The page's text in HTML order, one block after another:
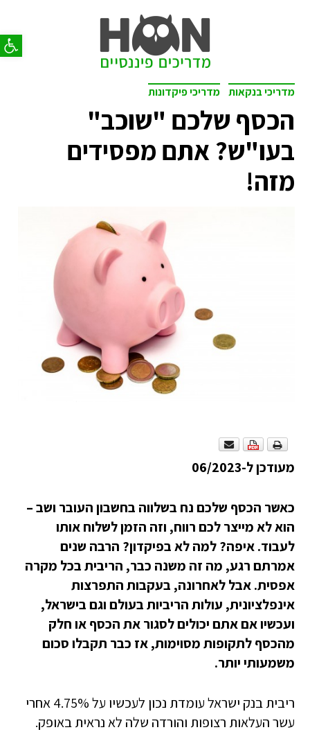
פתח
מדריכי בנקאות מדריכי פיקדונות
הכסף שלכם "שוכב"
בעו"ש? אתם מפסידים
מזה!
מעודכן ל-06/2023
כאשר הכסף שלכם נח בשלווה בחשבון העובר ושב –
הוא לא מייצר לכם רווח, וזה הזמן לשלוח אותו
לעבוד. איפה? למה לא בפיקדון? הרבה שנים
אמרתם רגע, מה זה משנה כבר, הריבית בכל מקרה
אפסית. אבל לאחרונה, בעקבות התפרצות
אינפלציונית, עולות הריביות בעולם וגם בישראל,
ועכשיו אם אתם יכולים לסגור את הכסף או חלק
מהכסף לתקופות מסוימות, אז כבר תקבלו סכום
משמעותי יותר.
ריבית בנק ישראל עומדת נכון לעכשיו על 4.75% אחרי
עשר העלאות רצופות והורדה שלה לא נראית באופק.